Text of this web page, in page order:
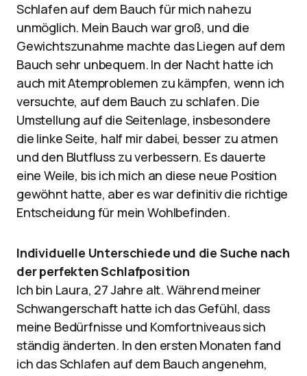
Schlafen auf dem Bauch für mich nahezu
unmöglich. Mein Bauch war groß, und die
Gewichtszunahme machte das Liegen auf dem
Bauch sehr unbequem. In der Nacht hatte ich
auch mit Atemproblemen zu kämpfen, wenn ich
versuchte, auf dem Bauch zu schlafen. Die
Umstellung auf die Seitenlage, insbesondere
die linke Seite, half mir dabei, besser zu atmen
und den Blutfluss zu verbessern. Es dauerte
eine Weile, bis ich mich an diese neue Position
gewöhnt hatte, aber es war definitiv die richtige
Entscheidung für mein Wohlbefinden.
Individuelle Unterschiede und die Suche nach
der perfekten Schlafposition
Ich bin Laura, 27 Jahre alt. Während meiner
Schwangerschaft hatte ich das Gefühl, dass
meine Bedürfnisse und Komfortniveaus sich
ständig änderten. In den ersten Monaten fand
ich das Schlafen auf dem Bauch angenehm,